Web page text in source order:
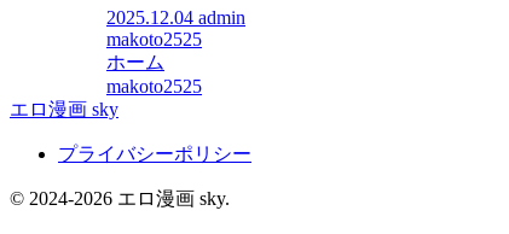
2025.12.04 admin
makoto2525
ホーム
makoto2525
エロ漫画 sky
プライバシーポリシー
© 2024-2026 エロ漫画 sky.